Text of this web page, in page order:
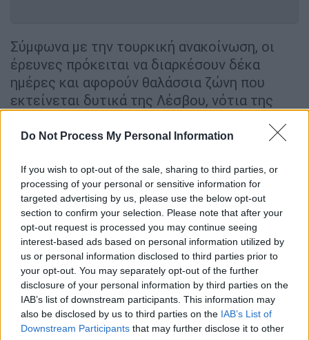
Do Not Process My Personal Information
If you wish to opt-out of the sale, sharing to third parties, or
processing of your personal or sensitive information for
targeted advertising by us, please use the below opt-out
section to confirm your selection. Please note that after your
opt-out request is processed you may continue seeing
interest-based ads based on personal information utilized by
us or personal information disclosed to third parties prior to
your opt-out. You may separately opt-out of the further
disclosure of your personal information by third parties on the
IAB’s list of downstream participants. This information may
also be disclosed by us to third parties on the IAB’s List of
Downstream Participants that may further disclose it to other
Σύμφωνα με την τουρκική ανακοίνωση, οι
έρευνες πρόκειται να διαρκέσουν δέκα
ημέρες και αφορούν θαλάσσια ζώνη που
εκτείνεται δυτικά της Λέσβου, νότια της
βρίσκεται μεταξύ Χίου και Άνδρου. Αν και το
πραγματοποιήσει τέτοιου είδους έρευνες, η
κίνηση της Άγκυρας εγείρει σοβαρά
ζητήματα αρμοδιότητας και κυριαρχίας,
καθώς το μεγαλύτερο μέρος της
προαναγγελθείσας πορείας του σκάφους
αφορά περιοχές εντός της ελληνικής
υφαλοκρηπίδας και πλησίον ελληνικών
χωρικών υδάτων. Παράλληλα, αμφισβητείται
και η νομιμότητα έκδοσης της NAVTEX από
τον τουρκικό σταθμό Σμύρνης, καθώς